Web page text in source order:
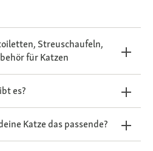
Streuschaufeln,
für Katzen
es?
Katze das passende?